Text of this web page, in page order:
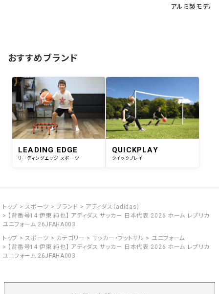
アルミ製モデル
おすすめブランド
LEADING EDGE
リーディングエッジ スポーツ
QUICKPLAY
クイックプレイ
トップ スポーツ ブランド
アディダス（adidas）
【背番号14 伊東 純也】 アディダス サッカー 日本代表 2026 ホーム レプリカ
ユニフォーム 26JFAHA003
トップ
スポーツ カテゴリー サッカー・フットサル
ユニフォーム
【背番号14 伊東 純也】 アディダス サッカー 日本代表 2026 ホーム レプリカ
ユニフォーム 26JFAHA003